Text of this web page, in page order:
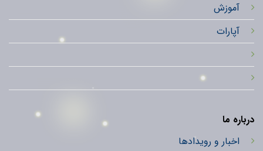
آموزش
آپارات
درباره ما
اخبار و رویدادها